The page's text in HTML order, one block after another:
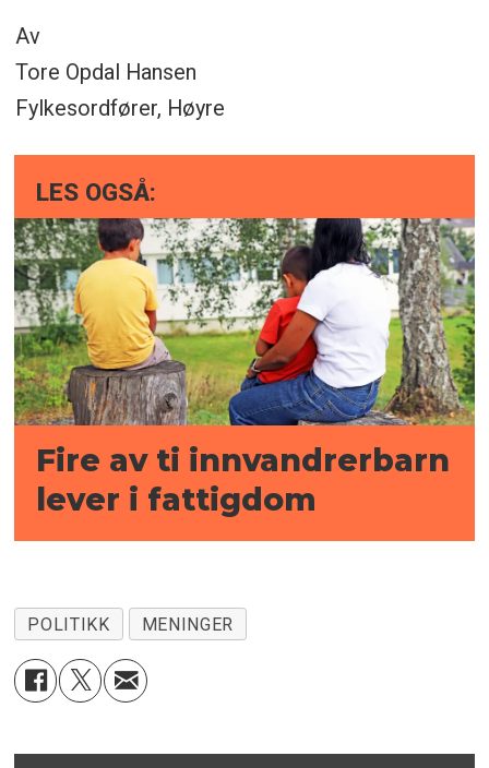
Av
Tore Opdal Hansen
Fylkesordfører, Høyre
LES OGSÅ:
Fire av ti innvandrerbarn
lever i fattigdom
POLITIKK MENINGER